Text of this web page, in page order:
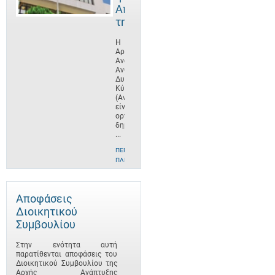
Αποστολή
της
Η
Αρχή
Ανάπτυξης
Ανθρώπινου
Δυναμικού
Κύπρου
(ΑνΑΔ)
είναι
οργανισμός
δημοσίου
...
ΠΕΡΙΣΣΌΤΕΡΕΣ
ΠΛΗΡΟΦΟΡΊΕΣ
Αποφάσεις
Διοικητικού
Συμβουλίου
Στην ενότητα αυτή
παρατίθενται αποφάσεις του
Διοικητικού Συμβουλίου της
Αρχής Ανάπτυξης